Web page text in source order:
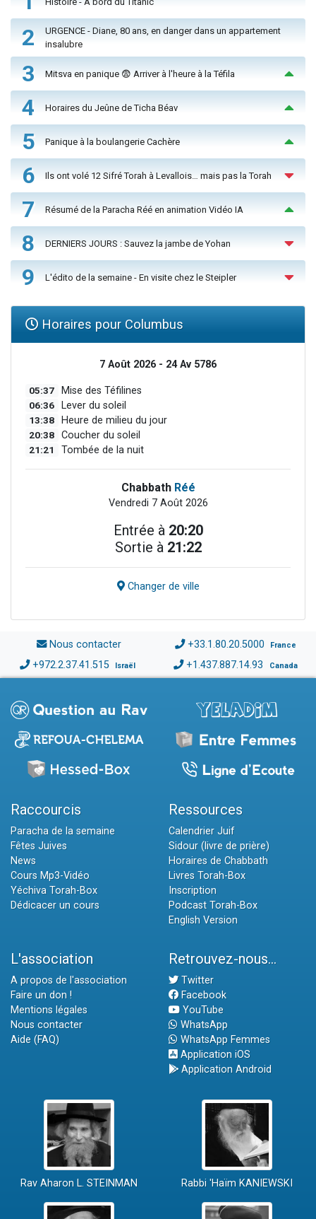
2
URGENCE - Diane, 80 ans, en danger dans un appartement
insalubre
3 Mitsva en panique 😨 Arriver à l'heure à la Téfila
4 Horaires du Jeûne de Ticha Béav
5 Panique à la boulangerie Cachère
6 Ils ont volé 12 Sifré Torah à Levallois… mais pas la Torah
7 Résumé de la Paracha Réé en animation Vidéo IA
8 DERNIERS JOURS : Sauvez la jambe de Yohan
9 L'édito de la semaine - En visite chez le Steipler
Horaires pour Columbus
7 Août 2026 - 24 Av 5786
05:37 Mise des Téfilines
06:36 Lever du soleil
13:38 Heure de milieu du jour
20:38 Coucher du soleil
21:21 Tombée de la nuit
Chabbath Réé
Vendredi 7 Août 2026
Entrée à 20:20
Sortie à 21:22
Changer de ville
Nous contacter +33.1.80.20.5000 France
+972.2.37.41.515 Israël +1.437.887.14.93 Canada
Raccourcis
Paracha de la semaine
Fêtes Juives
News
Cours Mp3-Vidéo
Yéchiva Torah-Box
Dédicacer un cours
Ressources
Calendrier Juif
Sidour (livre de prière)
Horaires de Chabbath
Livres Torah-Box
Inscription
Podcast Torah-Box
English Version
L'association
A propos de l'association
Faire un don !
Mentions légales
Nous contacter
Aide (FAQ)
Retrouvez-nous...
Twitter
Facebook
YouTube
WhatsApp
WhatsApp Femmes
Application iOS
Application Android
Rav Aharon L. STEINMAN Rabbi 'Haïm KANIEWSKI